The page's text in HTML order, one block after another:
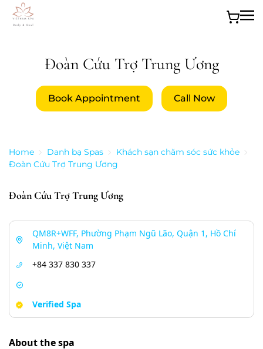
Đoàn Cứu Trợ Trung Ương
Book Appointment Call Now
Home Danh bạ Spas
Khách sạn chăm sóc sức khỏe
Đoàn Cứu Trợ Trung Ương
Đoàn Cứu Trợ Trung Ương
QM8R+WFF, Phường Phạm Ngũ Lão, Quận 1, Hồ Chí
Minh, Việt Nam
+84 337 830 337
Verified Spa
About the spa